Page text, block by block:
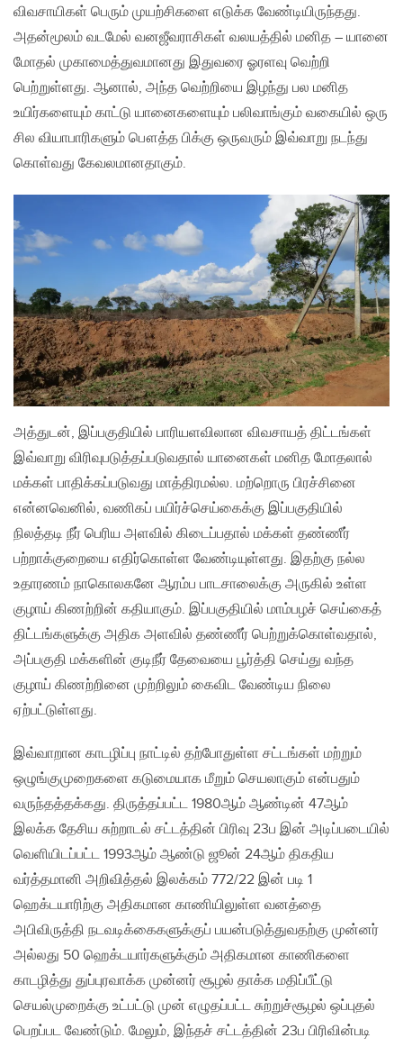
விவசாயிகள் பெரும் முயற்சிகளை எடுக்க வேண்டியிருந்தது.
அதன்மூலம் வடமேல் வனஜீவராசிகள் வலயத்தில் மனித – யானை
மோதல் முகாமைத்துவமானது இதுவரை ஓரளவு வெற்றி
பெற்றுள்ளது. ஆனால், அந்த வெற்றியை இழந்து பல மனித
உயிர்களையும் காட்டு யானைகளையும் பலிவாங்கும் வகையில் ஒரு
சில வியாபாரிகளும் பௌத்த பிக்கு ஒருவரும் இவ்வாறு நடந்து
கொள்வது கேவலமானதாகும்.
அத்துடன், இப்பகுதியில் பாரியளவிலான விவசாயத் திட்டங்கள்
இவ்வாறு விரிவுபடுத்தப்படுவதால் யானைகள் மனித மோதலால்
மக்கள் பாதிக்கப்படுவது மாத்திரமல்ல. மற்றொரு பிரச்சினை
என்னவெனில், வணிகப் பயிர்ச்செய்கைக்கு இப்பகுதியில்
நிலத்தடி நீர் பெரிய அளவில் கிடைப்பதால் மக்கள் தண்ணீர்
பற்றாக்குறையை எதிர்கொள்ள வேண்டியுள்ளது. இதற்கு நல்ல
உதாரணம் நாகொலகனே ஆரம்ப பாடசாலைக்கு அருகில் உள்ள
குழாய் கிணற்றின் கதியாகும். இப்பகுதியில் மாம்பழச் செய்கைத்
திட்டங்களுக்கு அதிக அளவில் தண்ணீர் பெற்றுக்கொள்வதால்,
அப்பகுதி மக்களின் குடிநீர் தேவையை பூர்த்தி செய்து வந்த
குழாய் கிணற்றினை முற்றிலும் கைவிட வேண்டிய நிலை
ஏற்பட்டுள்ளது.
இவ்வாறான காடழிப்பு நாட்டில் தற்போதுள்ள சட்டங்கள் மற்றும்
ஒழுங்குமுறைகளை கடுமையாக மீறும் செயலாகும் என்பதும்
வருந்தத்தக்கது. திருத்தப்பட்ட 1980ஆம் ஆண்டின் 47ஆம்
இலக்க தேசிய சுற்றாடல் சட்டத்தின் பிரிவு 23ப இன் அடிப்படையில்
வெளியிடப்பட்ட 1993ஆம் ஆண்டு ஜூன் 24ஆம் திகதிய
வர்த்தமானி அறிவித்தல் இலக்கம் 772/22 இன் படி 1
ஹெக்டயாரிற்கு அதிகமான காணியிலுள்ள வனத்தை
அபிவிருத்தி நடவடிக்கைகளுக்குப் பயன்படுத்துவதற்கு முன்னர்
அல்லது 50 ஹெக்டயார்களுக்கும் அதிகமான காணிகளை
காடழித்து துப்புரவாக்க முன்னர் சூழல் தாக்க மதிப்பீட்டு
செயல்முறைக்கு உட்பட்டு முன் எழுதப்பட்ட சுற்றுச்சூழல் ஒப்புதல்
பெறப்பட வேண்டும். மேலும், இந்தச் சட்டத்தின் 23ப பிரிவின்படி